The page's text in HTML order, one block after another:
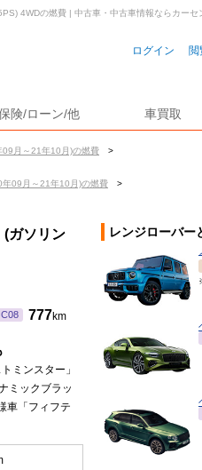
ログイン 閲
険/ローン/他 車買取
09月～21年10月)の燃費
>
年09月～21年10月)の燃費
>
4WDの燃費 | 中古車・中古車情報ならカーセ
(ガソリン
777km
ミンスター」
ミックブラッ
車「フィフテ
レンジローバー